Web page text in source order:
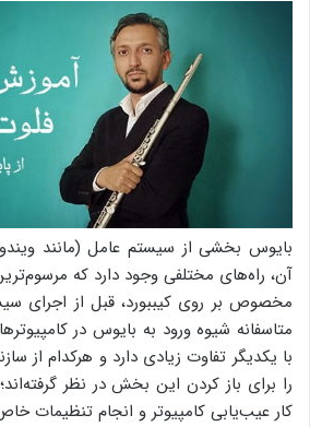
بایوس بخشی از سیستم عامل (مانند
آن، راه‌های مختلفی وجود دارد که
مخصوص بر روی کیببورد، قبل از اجرای
متاسفانه شیوه ورود به بایوس در
با یکدیگر تفاوت زیادی دارد و هرکدام از
را برای باز کردن این بخش در نظر
کار عیب‌یابی کامپیوتر و انجام